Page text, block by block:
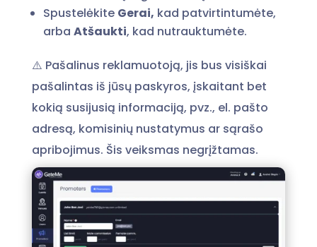
Spustelėkite Gerai, kad patvirtintumėte,
arba Atšaukti, kad nutrauktumėte.
⚠️ Pašalinus reklamuotoją, jis bus visiškai
pašalintas iš jūsų paskyros, įskaitant bet
kokią susijusią informaciją, pvz., el. pašto
adresą, komisinių nustatymus ar sąrašo
apribojimus. Šis veiksmas negrįžtamas.